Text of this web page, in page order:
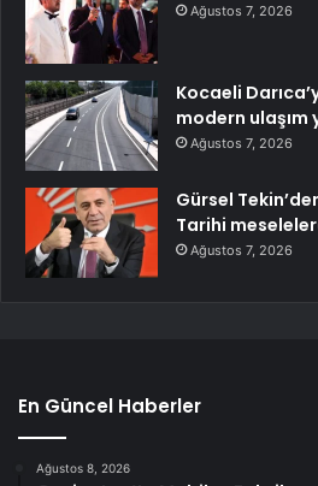
Ağustos 7, 2026
Kocaeli
modern ulaşım
Ağustos 7, 2026
Gürsel
Tarihi
Ağustos 7, 2026
En Güncel Haberler
Ağustos 8, 2026